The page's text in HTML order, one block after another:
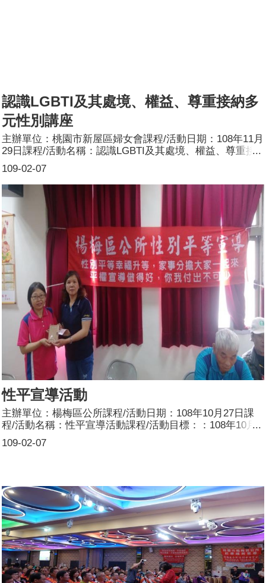
認識LGBTI及其處境、權益、尊重接納多
元性別講座
109-02-07
主辦單位：桃園市新屋區婦女會課程/活動日期：108年11月
29日課程/活動名稱：認識LGBTI及其處境、權益、尊重接
納多元性別講座課程/活動目標：本次課程內容包含介紹
LGBT，過去我們對LGBTI群體認識不足，不了解他們的處
境，有些民眾會產生誤解或疑慮，除了同婚合法以外，我們
也必須開始推動認識與接納LGBTI群體的社會與學校教育，
透過一些案例認識他們並了解所遭遇到的問題與困難，以及
該如何給予適當的協助我們確實還有一些地方需要努力，希
望經由政府與社會各界的共同努力後臺灣成為亞洲第一個完
成同婚立法保障的國家，是我國民主社會面對、解決分歧性
議題的重要典範。未來將持續推動認識與接納LGBTI族群的
社會與學校教育，希望經由政府與社會各界的共同努力，讓
我們的社會能夠更為多元包容，不再有性別與性傾向的歧
視。參加人數：共80人，分別為男性：8人；女性：72人。
性平宣導活動
109-02-07
主辦單位：楊梅區公所課程/活動日期：108年10月27日課
程/活動名稱：性平宣導活動課程/活動目標：：108年10月
27日(日)上午8時30分至13時於上田市民活動中心辦理108年
度客家文化傳承踩芥菜暨婦幼福利政策宣導活動，會中本所